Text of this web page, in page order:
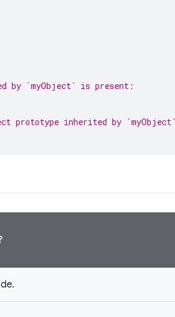
by `myObject` is present:
prototype inherited by